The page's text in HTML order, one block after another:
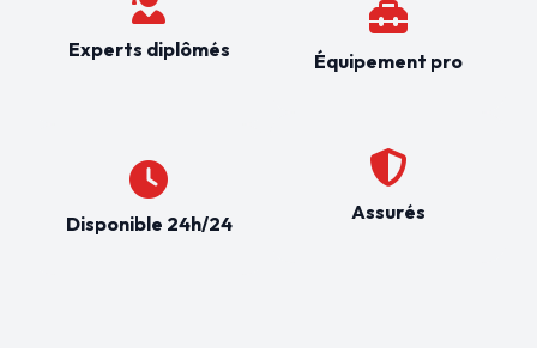
Experts diplômés
Disponible 24h/24
Équipement pro
Assurés